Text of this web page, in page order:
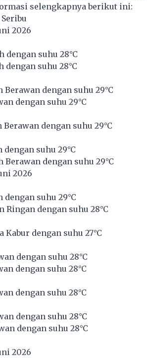
selengkapnya berikut ini:
2026
dengan suhu 28°C
dengan suhu 28°C
Berawan dengan suhu 29°C
dengan suhu 29°C
Berawan dengan suhu 29°C
dengan suhu 29°C
Berawan dengan suhu 29°C
2026
dengan suhu 29°C
Ringan dengan suhu 28°C
Kabur dengan suhu 27°C
dengan suhu 28°C
dengan suhu 28°C
dengan suhu 28°C
dengan suhu 28°C
dengan suhu 28°C
2026